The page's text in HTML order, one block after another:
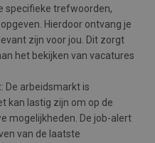
specifieke trefwoorden,
Hierdoor ontvang je
zijn voor jou. Dit zorgt
het bekijken van vacatures
De arbeidsmarkt is
kan lastig zijn om op de
mogelijkheden. De job-alert
van de laatste